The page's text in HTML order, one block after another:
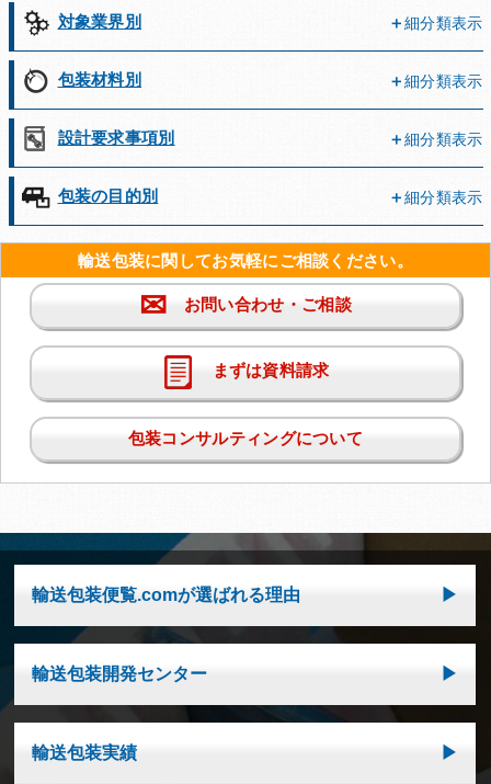
対象業界別 細分類表示
包装材料別 細分類表示
設計要求事項別 細分類表示
包装の目的別 細分類表示
輸送包装に関してお気軽にご相談ください。
✉ お問い合わせ・ご相談
まずは資料請求
包装コンサルティングについて
輸送包装便覧.comが選ばれる理由
輸送包装開発センター
輸送包装実績